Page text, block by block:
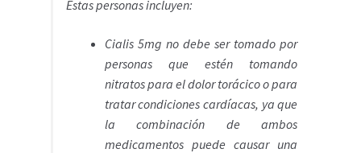
Estas personas incluyen:
Cialis 5mg no debe ser tomado por
personas que estén tomando
nitratos para el dolor torácico o para
tratar condiciones cardíacas, ya que
la combinación de ambos
medicamentos puede causar una